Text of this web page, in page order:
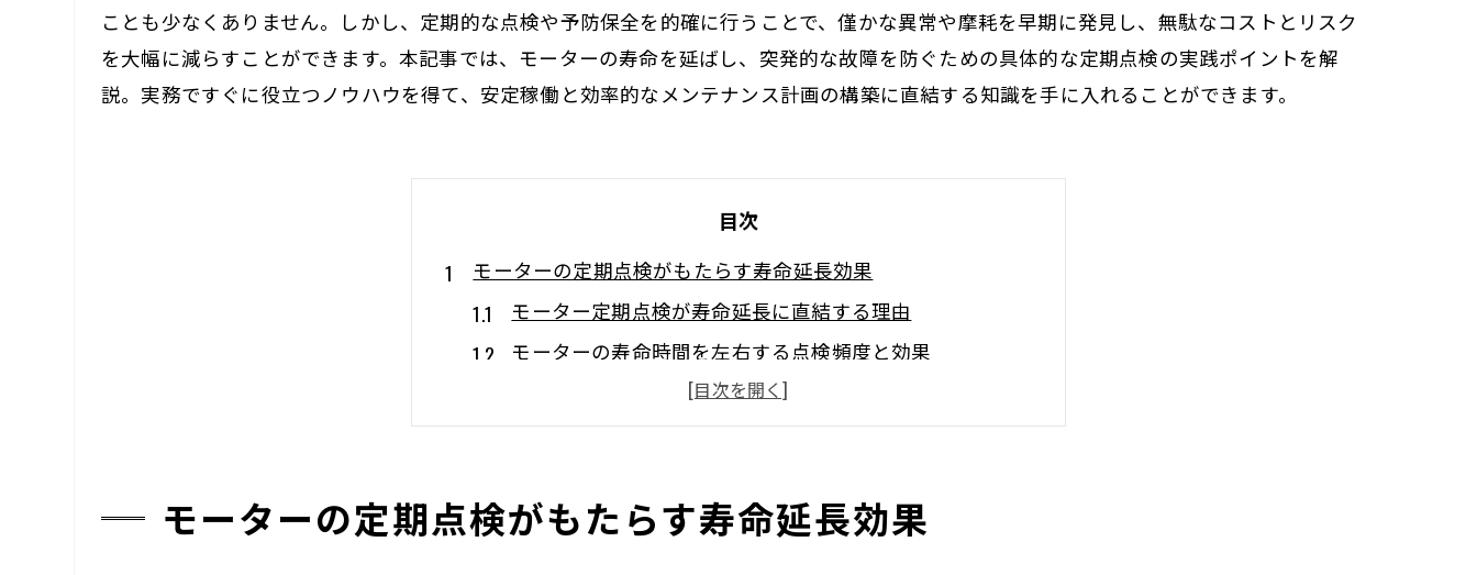
ことも少なくありません。しかし、定期的な点検や予防保全を的確に行うことで、僅かな異常や摩耗を早期に発見し、無駄なコストとリスク
を大幅に減らすことができます。本記事では、モーターの寿命を延ばし、突発的な故障を防ぐための具体的な定期点検の実践ポイントを解
説。実務ですぐに役立つノウハウを得て、安定稼働と効率的なメンテナンス計画の構築に直結する知識を手に入れることができます。
目次
モーターの定期点検がもたらす寿命延長効果
モーター定期点検が寿命延長に直結する理由
モーターの寿命時間を左右する点検頻度と効果
産業用モーターの長寿命化に必要な定期点検の実践法
点検表を活用したモーター寿命管理の重要ポイント
定期的な点検で異常や摩耗を早期発見するには
モーターの定期点検がもたらす寿命延長効果